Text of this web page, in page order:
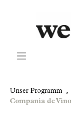
Unser Programm ,
Compania de